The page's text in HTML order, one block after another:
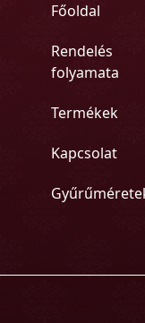
Főoldal
Rendelés
folyamata
Termékek
Kapcsolat